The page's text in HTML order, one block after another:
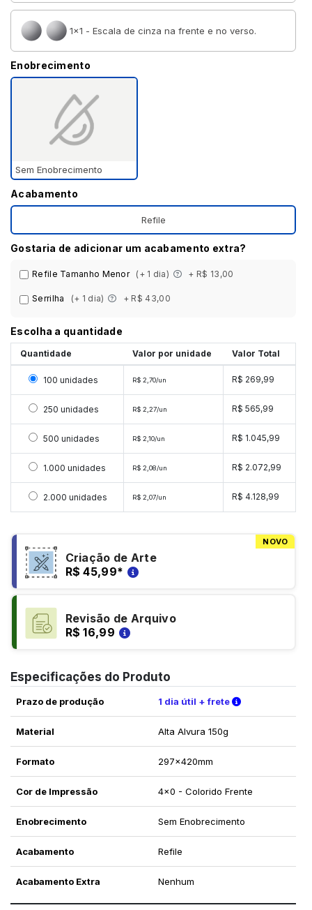
1×1 - Escala de cinza na frente e no verso.
Enobrecimento
Sem Enobrecimento
Acabamento
Refile
Gostaria de adicionar um acabamento extra?
Refile Tamanho Menor (+ 1 dia) + R$ 13,00
Serrilha (+ 1 dia) + R$ 43,00
Escolha a quantidade
Quantidade Valor por unidade Valor Total
Selecionar 100 unidades
100 unidades R$ 2,70/un R$ 269,99
Selecionar 250 unidades
250 unidades R$ 2,27/un R$ 565,99
Selecionar 500 unidades
500 unidades R$ 2,10/un R$ 1.045,99
Selecionar 1000 unidades
1.000 unidades R$ 2,08/un R$ 2.072,99
Selecionar 2000 unidades
2.000 unidades R$ 2,07/un R$ 4.128,99
NOVO
Criação de Arte
R$ 45,99*
Revisão de Arquivo
R$ 16,99
Especificações do Produto
Prazo de produção 1 dia útil + frete Verifique as
Material Alta Alvura 150g
Formato 297x420mm
Cor de Impressão 4x0 - Colorido Frente
Enobrecimento Sem Enobrecimento
Acabamento Refile
Acabamento Extra Nenhum